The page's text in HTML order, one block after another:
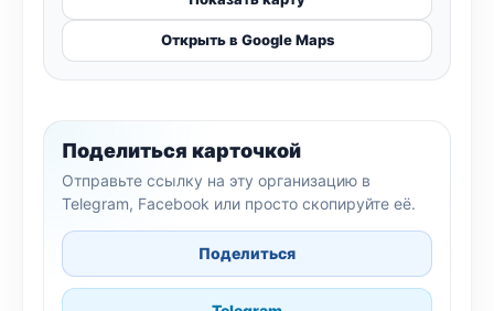
Открыть в Google Maps
Поделиться карточкой
Отправьте ссылку на эту организацию в
Telegram, Facebook или просто скопируйте её.
Поделиться